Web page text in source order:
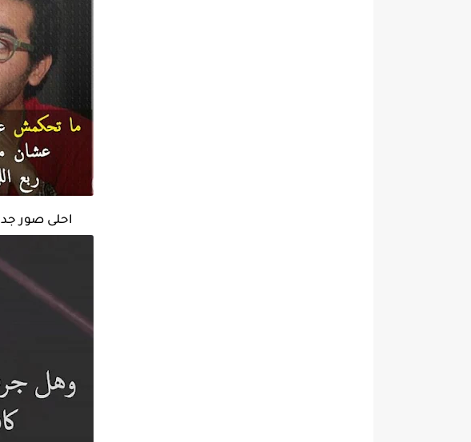
احلى صور جديدة 2018 صور جميلة جدا